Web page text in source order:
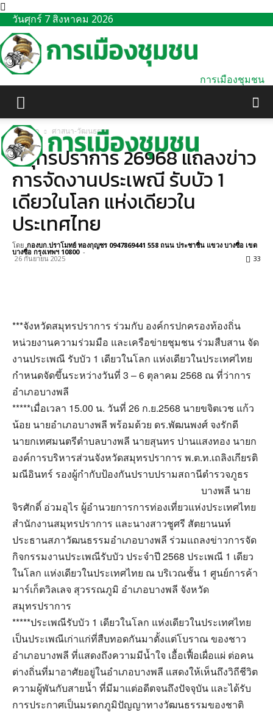
วันศุกร์ 7 สิงหาคม 2026
การเมืองชุมชน
หน้าแรก ศาสนา-วัฒนธรรม
สมุทรปราการ 26968 แถลงข่าว
การจัดงานประเพณี รับบัว 1
เดียวในโลก แห่งเดียวใน
ประเทศไทย
โดย กองบก.ปราโมทย์ ทองกุญชร 0947869441 558 ถนน ประชาชื่น แขวง บางซื่อ เขต
บางซื่อ กรุงเทพฯ 10800 -
26 กันยายน 2025 33
***จังหวัดสมุทรปราการ ร่วมกับ องค์กรปกครองท้องถิ่น
หน่วยงานความร่วมมือ และเครือข่ายชุมชน ร่วมสืบสาน จัด
งานประเพณี รับบัว 1 เดียวในโลก แห่งเดียวในประเทศไทย
กำหนดจัดขึ้นระหว่างวันที่ 3 – 6 ตุลาคม 2568 ณ ที่ว่าการ
อำเภอบางพลี
*****เมื่อเวลา 15.00 น. วันที่ 26 ก.ย.2568 นายขจิตเวช แก้ว
น้อย นายอำเภอบางพลี พร้อมด้วย ดร.พัฒนพงศ์ จงรักดี
นายกเทศมนตรีตำบลบางพลี นายสุนทร ปานแสงทอง นายก
องค์การบริหารส่วนจังหวัดสมุทรปราการ พ.ต.ท.เถลิงเกียรติ
มณีอินทร์ รองผู้กำกับป้องกันปราบปรามสถานีตำรวจภูธร
บางพลี นาย
จิรศักดิ์ อ่วมอุไร ผู้อำนวยการการท่องเที่ยวแห่งประเทศไทย
สำนักงานสมุทรปราการ และนางสาวชูศรี สัตยานนท์
ประธานสภาวัฒนธรรมอำเภอบางพลี ร่วมแถลงข่าวการจัด
กิจกรรมงานประเพณีรับบัว ประจำปี 2568 ประเพณี 1 เดียว
ในโลก แห่งเดียวในประเทศไทย ณ บริเวณชั้น 1 ศูนย์การค้า
มาร์เก็ตวิลเลจ สุวรรณภูมิ อำเภอบางพลี จังหวัด
สมุทรปราการ
*****ประเพณีรับบัว 1 เดียวในโลก แห่งเดียวในประเทศไทย
เป็นประเพณีเก่าแก่ที่สืบทอดกันมาตั้งแต่โบราณ ของชาว
อำเภอบางพลี ที่แสดงถึงความมีน้ำใจ เอื้อเฟื้อเผื่อแผ่ ต่อคน
ต่างถิ่นที่มาอาศัยอยู่ในอำเภอบางพลี แสดงให้เห็นถึงวิถีชีวิต
ความผู้พันกับสายน้ำ ที่มีมาแต่อดีตจนถึงปัจจุบัน และได้รับ
การประกาศเป็นมรดกภูมิปัญญาทางวัฒนธรรมของชาติ